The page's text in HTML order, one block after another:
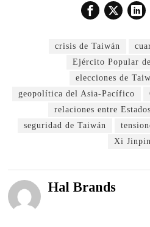
crisis de Taiwán
Ejército Popular
elecciones de
geopolítica del Asia-Pacífico
relaciones entre
seguridad de Taiwán
Xi
Hal Brands